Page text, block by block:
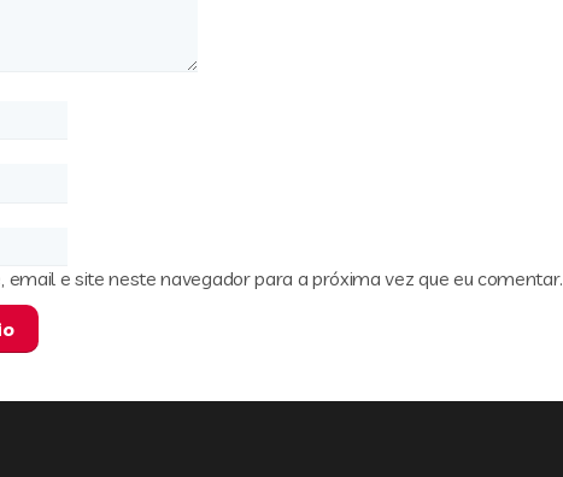
email e site neste navegador para a próxima vez que eu comentar.